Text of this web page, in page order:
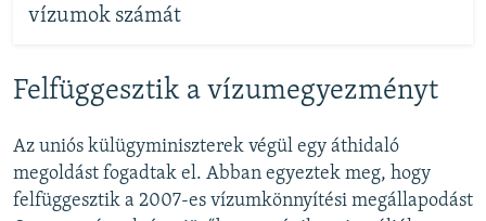
vízumok számát
Felfüggesztik a vízumegyezményt
Az uniós külügyminiszterek végül egy áthidaló
megoldást fogadtak el. Abban egyeztek meg, hogy
felfüggesztik a 2007-es vízumkönnyítési megállapodást